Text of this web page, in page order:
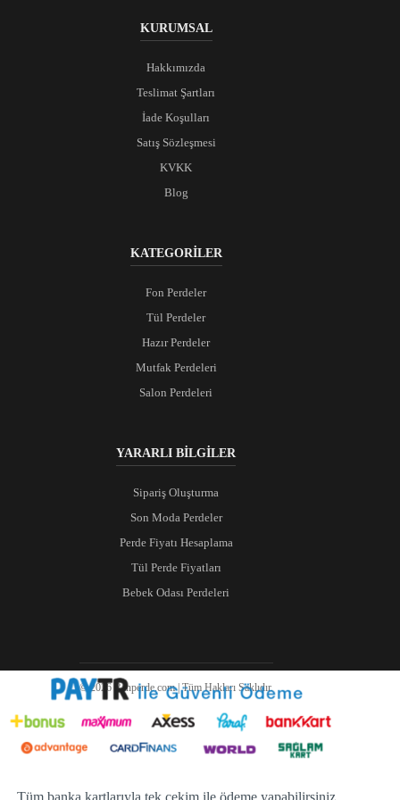
KURUMSAL
Hakkımızda
Teslimat Şartları
İade Koşulları
Satış Sözleşmesi
KVKK
Blog
KATEGORİLER
Fon Perdeler
Tül Perdeler
Hazır Perdeler
Mutfak Perdeleri
Salon Perdeleri
YARARLI BİLGİLER
Sipariş Oluşturma
Son Moda Perdeler
Perde Fiyatı Hesaplama
Tül Perde Fiyatları
Bebek Odası Perdeleri
© 2026 Ranperde.com | Tüm Hakları Saklıdır.
Tüm banka kartlarıyla tek çekim ile ödeme yapabilirsiniz